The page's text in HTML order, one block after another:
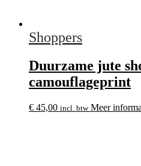
Shoppers
Duurzame jute
camouflageprint
€ 45,00 incl. btw Meer